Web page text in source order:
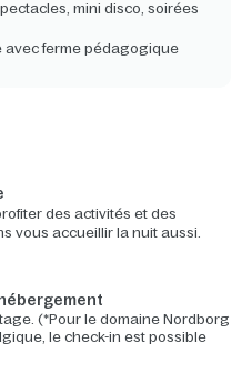
mini disco, soirées
avec ferme pédagogique
des activités et des
vous accueillir la nuit aussi.
(*Pour le domaine Nordborg
le check-in est possible